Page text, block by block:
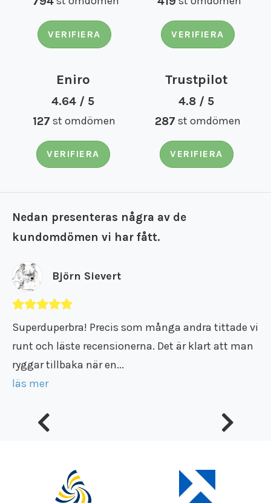
VERIFIERA VERIFIERA
Eniro
4.64 / 5
127 st omdömen
VERIFIERA
Trustpilot
4.8 / 5
287 st omdömen
VERIFIERA
Nedan presenteras några av de
kundomdömen vi har fått.
Björn Sievert
Superduperbra! Precis som många andra tittade vi
runt och läste recensionerna. Det är klart att man
ryggar tillbaka när en...
läs mer